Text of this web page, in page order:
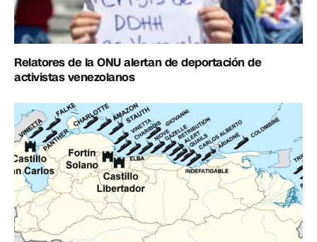
Relatores de la ONU alertan de deportación de
activistas venezolanos